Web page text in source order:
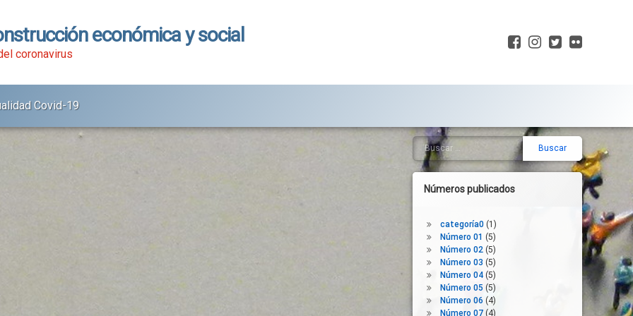
económica y social
coronavirus
Facebook
Instagram
Twitter
Covid-19
Barra
lateral
derecha
Buscar:
Números publicados
categoría0(1)
Número 01 (5)
Número 02(5)
Número 03 (5)
Número 04(5)
Número 05 (5)
Número 06 (4)
Número 07(4)